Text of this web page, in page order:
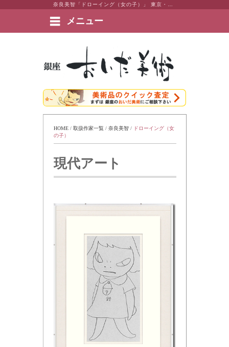
メニュー
絵画など美術品の販売と買取 | 東京・銀座 おいだ美術
HOME / 取扱作家一覧 / 奈良美智 / ドローイング（女
の子）
現代アート